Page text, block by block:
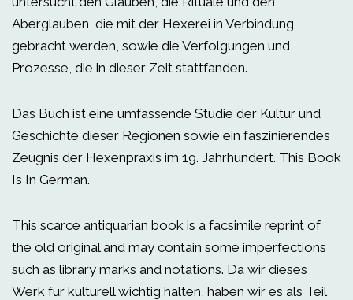
Aberglauben, die mit der Hexerei in Verbindung
gebracht werden, sowie die Verfolgungen und
Prozesse, die in dieser Zeit stattfanden.
Das Buch ist eine umfassende Studie der Kultur und
Geschichte dieser Regionen sowie ein faszinierendes
Zeugnis der Hexenpraxis im 19. Jahrhundert. This Book
Is In German.
This scarce antiquarian book is a facsimile reprint of
the old original and may contain some imperfections
such as library marks and notations. Da wir dieses
Werk für kulturell wichtig halten, haben wir es als Teil